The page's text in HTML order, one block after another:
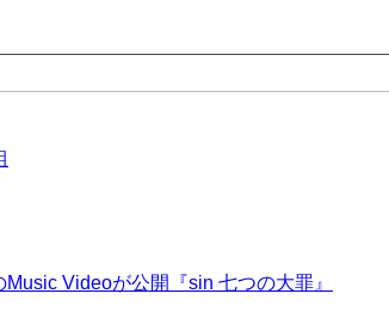
Videoが公開『sin 七つの大罪』